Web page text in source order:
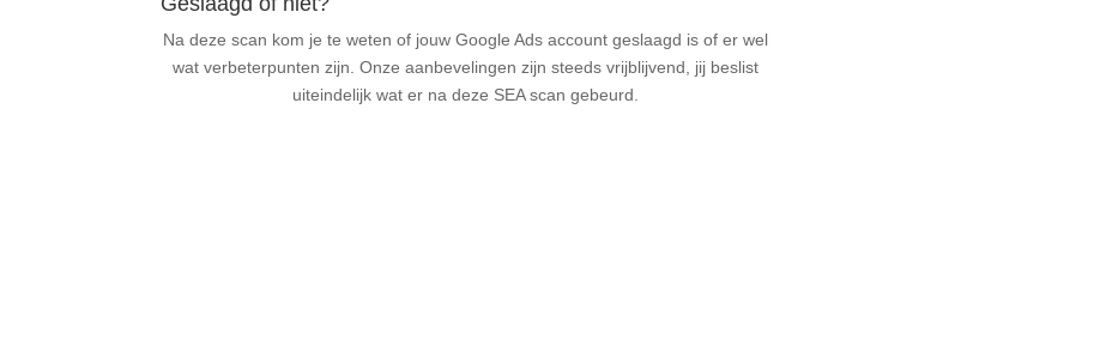
Na deze scan kom je te weten of jouw Google Ads account geslaagd is of er wel
wat verbeterpunten zijn. Onze aanbevelingen zijn steeds vrijblijvend, jij beslist
uiteindelijk wat er na deze SEA scan gebeurd.